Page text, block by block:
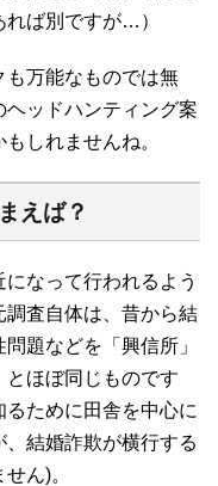
ば別ですが…）
も万能なものでは無
ヘッドハンティング案
しれませんね。
えば？
なって行われるよう
査自体は、昔から結
題などを「興信所」
とほぼ同じものです
るために田舎を中心に
結婚詐欺が横行する
ん)。